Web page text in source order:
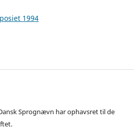
1994
Sprognævn har ophavsret til de